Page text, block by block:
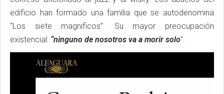
edificio han formado una familia que se autodenomina
“Los siete magnificos”. Su mayor preocupación
existencial: “ninguno de nosotros va a morir solo”.